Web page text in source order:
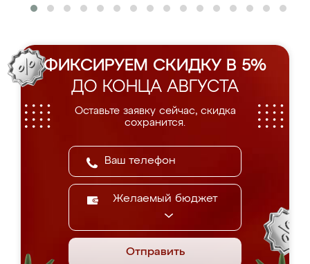
ФИКСИРУЕМ СКИДКУ В 5%
ДО КОНЦА АВГУСТА
Оставьте заявку сейчас, скидка
сохранится.
Желаемый бюджет
Отправить